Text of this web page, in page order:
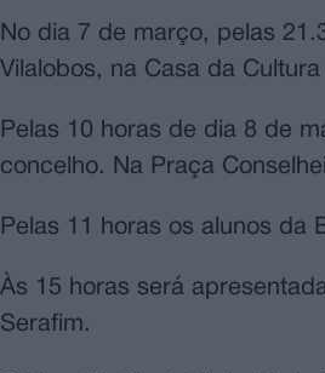
No dia 7 de março, pelas
Vilalobos, na Casa da
Pelas 10 horas de dia 8 de
concelho. Na Praça
Pelas 11 horas os alunos da
Às 15 horas será
Serafim.